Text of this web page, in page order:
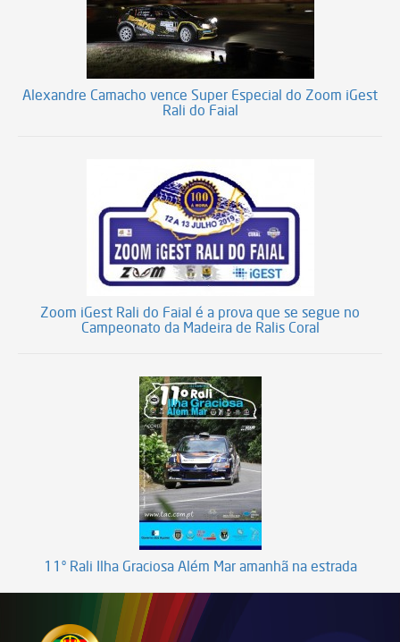
Alexandre Camacho vence Super Especial do Zoom iGest
Rali do Faial
Zoom iGest Rali do Faial é a prova que se segue no
Campeonato da Madeira de Ralis Coral
11º Rali Ilha Graciosa Além Mar amanhã na estrada